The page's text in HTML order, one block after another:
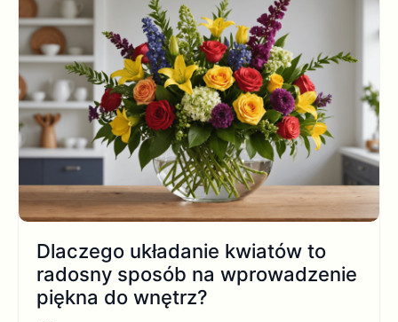
Dlaczego układanie kwiatów to
radosny sposób na wprowadzenie
piękna do wnętrz?